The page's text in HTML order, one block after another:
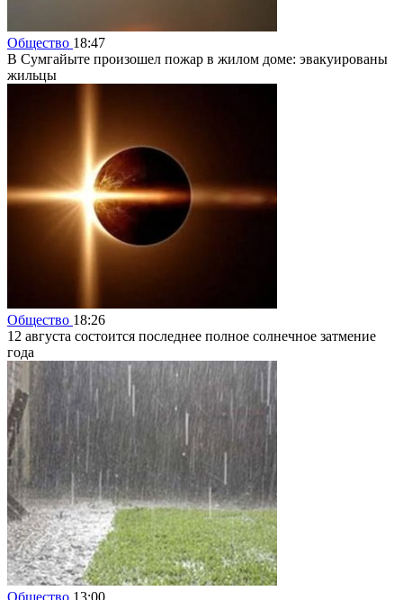
Общество 18:47
В Сумгайыте произошел пожар в жилом доме: эвакуированы
жильцы
Общество 18:26
12 августа состоится последнее полное солнечное затмение
года
Общество 13:00